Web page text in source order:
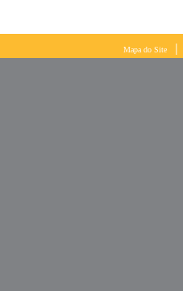
Mapa do Site |